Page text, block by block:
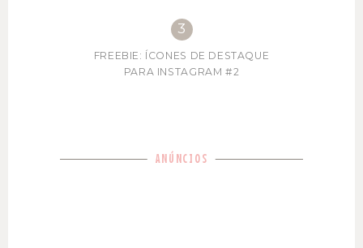
FREEBIE: ÍCONES DE DESTAQUE
PARA INSTAGRAM #2
ANÚNCIOS